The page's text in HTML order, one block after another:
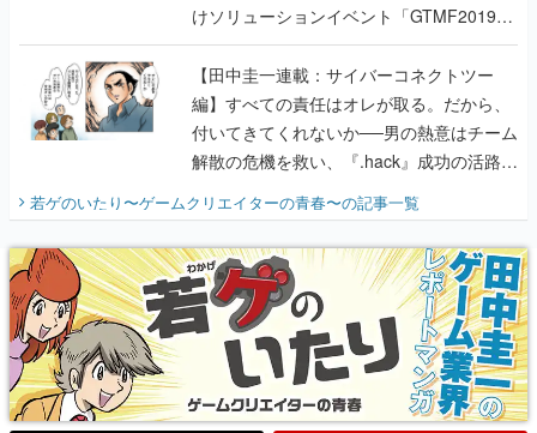
けソリューションイベント「GTMF2019」
に行って、より理解を深めよう【PR】
【田中圭一連載：サイバーコネクトツー
編】すべての責任はオレが取る。だから、
付いてきてくれないか──男の熱意はチーム
解散の危機を救い、『.hack』成功の活路を
『少年ジャンプ』色だった【若ゲのいた
り】
若ゲのいたり〜ゲームクリエイターの青春〜の記事一覧